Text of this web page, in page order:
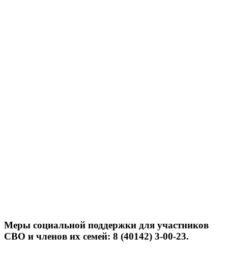
Меры социальной поддержки для участников
СВО и членов их семей: 8 (40142) 3-00-23.